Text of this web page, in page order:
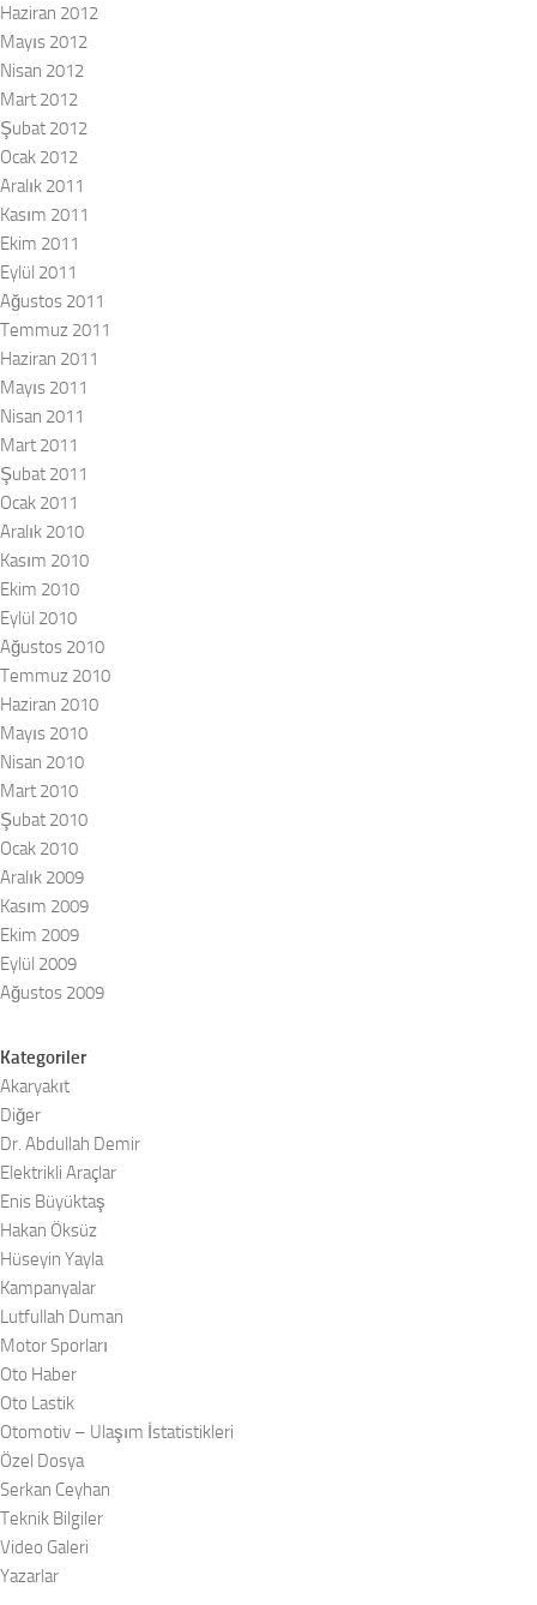
Haziran 2012
Mayıs 2012
Nisan 2012
Mart 2012
Şubat 2012
Ocak 2012
Aralık 2011
Kasım 2011
Ekim 2011
Eylül 2011
Ağustos 2011
Temmuz 2011
Haziran 2011
Mayıs 2011
Nisan 2011
Mart 2011
Şubat 2011
Ocak 2011
Aralık 2010
Kasım 2010
Ekim 2010
Eylül 2010
Ağustos 2010
Temmuz 2010
Haziran 2010
Mayıs 2010
Nisan 2010
Mart 2010
Şubat 2010
Ocak 2010
Aralık 2009
Kasım 2009
Ekim 2009
Eylül 2009
Ağustos 2009
Kategoriler
Akaryakıt
Diğer
Dr. Abdullah Demir
Elektrikli Araçlar
Enis Büyüktaş
Hakan Öksüz
Hüseyin Yayla
Kampanyalar
Lutfullah Duman
Motor Sporları
Oto Haber
Oto Lastik
Otomotiv – Ulaşım İstatistikleri
Özel Dosya
Serkan Ceyhan
Teknik Bilgiler
Video Galeri
Yazarlar